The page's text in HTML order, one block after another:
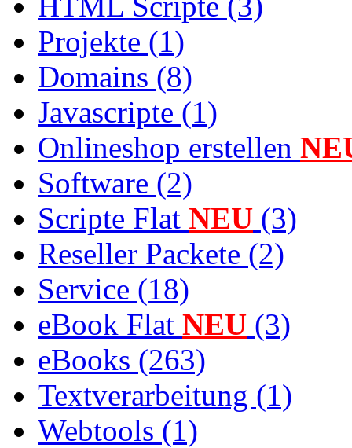
Projekte (1)
Domains (8)
Javascripte (1)
Onlineshop erstellen
Software (2)
Scripte Flat NEU (3)
Reseller Packete (2)
Service (18)
eBook Flat NEU (3)
eBooks (263)
Textverarbeitung (1)
Webtools (1)